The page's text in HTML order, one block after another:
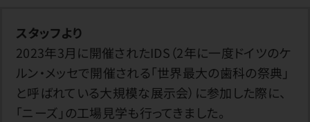
スタッフより
2023年3月に開催されたIDS（2年に一度ドイツのケ
ルン・メッセで開催される「世界最大の歯科の祭典」
と呼ばれている大規模な展示会）に参加した際に、
「ニーズ」の工場見学も行ってきました。